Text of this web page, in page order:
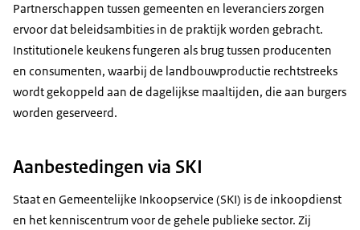
Partnerschappen tussen gemeenten en leveranciers zorgen
ervoor dat beleidsambities in de praktijk worden gebracht.
Institutionele keukens fungeren als brug tussen producenten
en consumenten, waarbij de landbouwproductie rechtstreeks
wordt gekoppeld aan de dagelijkse maaltijden, die aan burgers
worden geserveerd.
Aanbestedingen via SKI
Staat en Gemeentelijke Inkoopservice (SKI) is de inkoopdienst
en het kenniscentrum voor de gehele publieke sector. Zij